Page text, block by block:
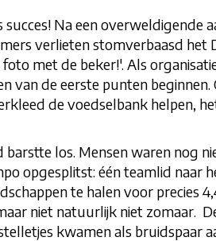
Na een overweldigende
verlieten stomverbaasd het
met de beker!'. Als
van de eerste punten
de voedselbank helpen,
los. Mensen waren nog
opgesplitst: één teamlid naar
te halen voor precies
niet natuurlijk niet zomaar.
kwamen als bruidspaar